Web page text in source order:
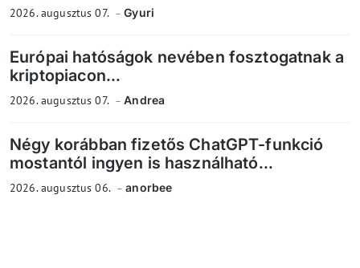
2026. augusztus 07. Gyuri
Európai hatóságok nevében fosztogatnak a
kriptopiacon...
2026. augusztus 07. Andrea
Négy korábban fizetős ChatGPT-funkció
mostantól ingyen is használható...
2026. augusztus 06. anorbee